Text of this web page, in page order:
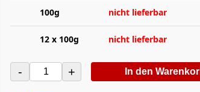
100g nicht lieferbar
12 x 100g nicht lieferbar
- + In den